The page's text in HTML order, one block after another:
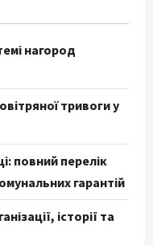
нагород
тривоги у
повний перелік
гарантій
історії та